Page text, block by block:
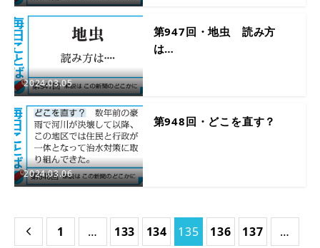
2024.03.05
第947回・地虫 読み方
は…
2024.03.06
第948回・どこを直す？
 1 … 133 134 135 136 137
…